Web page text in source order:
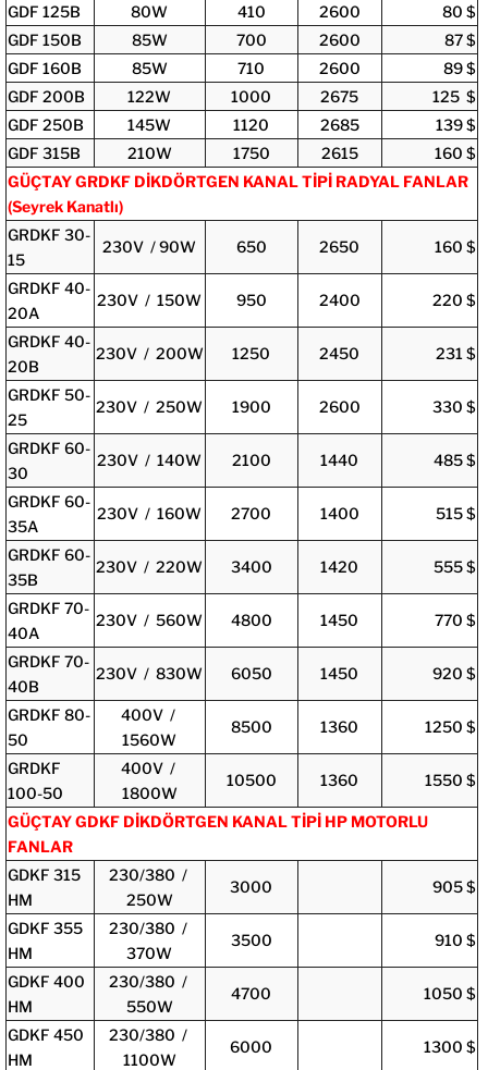
GDF 125B
80W 410 2600
80 $
GDF 150B
85W 700 2600
87 $
GDF 160B
85W 710 2600
89 $
GDF 200B
122W 1000 2675
125 $
GDF 250B
145W 1120 2685
139 $
GDF 315B
210W 1750 2615
160 $
GÜÇTAY GRDKF DİKDÖRTGEN KANAL TİPİ RADYAL FANLAR
(Seyrek Kanatlı)
GRDKF 30-
15
230V / 90W 650 2650 160 $
GRDKF 40-
20A
230V / 150W 950 2400 220 $
GRDKF 40-
20B
230V / 200W 1250 2450 231 $
GRDKF 50-
25
230V / 250W 1900 2600 330 $
GRDKF 60-
30
230V / 140W 2100 1440 485 $
GRDKF 60-
35A
230V / 160W 2700 1400 515 $
GRDKF 60-
35B
230V / 220W 3400 1420 555 $
GRDKF 70-
40A
230V / 560W 4800 1450 770 $
GRDKF 70-
40B
230V / 830W 6050 1450 920 $
GRDKF 80-
50
400V /
1560W
8500 1360 1250 $
GRDKF
100-50
400V /
1800W
10500 1360 1550 $
GÜÇTAY GDKF DİKDÖRTGEN KANAL TİPİ HP MOTORLU
FANLAR
GDKF 315
HM
230/380 /
250W
3000 905 $
GDKF 355
HM
230/380 /
370W
3500 910 $
GDKF 400
HM
230/380 /
550W
4700 1050 $
GDKF 450
HM
230/380 /
1100W
6000 1300 $